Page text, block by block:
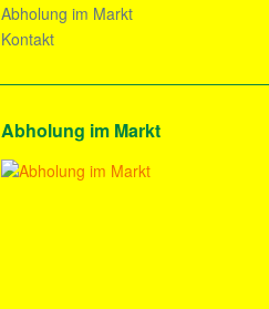
Abholung im Markt
Kontakt
Abholung im Markt